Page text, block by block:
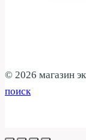
© 2026 магазин
поиск